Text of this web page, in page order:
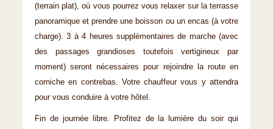
(terrain plat), où vous pourrez vous relaxer sur la terrasse
panoramique et prendre une boisson ou un encas (à votre
charge). 3 à 4 heures supplémentaires de marche (avec
des passages grandioses toutefois vertigineux par
moment) seront nécessaires pour rejoindre la route en
corniche en contrebas. Votre chauffeur vous y attendra
pour vous conduire à votre hôtel.
Fin de journée libre. Profitez de la lumière du soir qui